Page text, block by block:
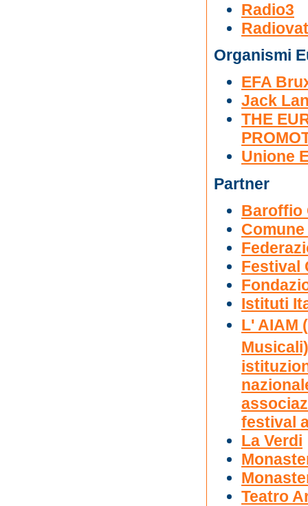
Radio3
Organismi
EFA
Jack
THE
Unione
Partner
Baroffio
Festival
Istituti
L' AIAM
festival
La Verdi
Teatro